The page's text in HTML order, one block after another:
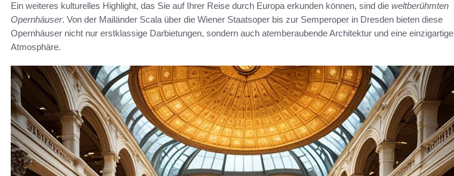
Ein weiteres kulturelles Highlight, das Sie auf Ihrer Reise durch Europa erkunden können, sind die weltberühmten
Opernhäuser. Von der Mailänder Scala über die Wiener Staatsoper bis zur Semperoper in Dresden bieten diese
Opernhäuser nicht nur erstklassige Darbietungen, sondern auch atemberaubende Architektur und eine einzigartige
Atmosphäre.